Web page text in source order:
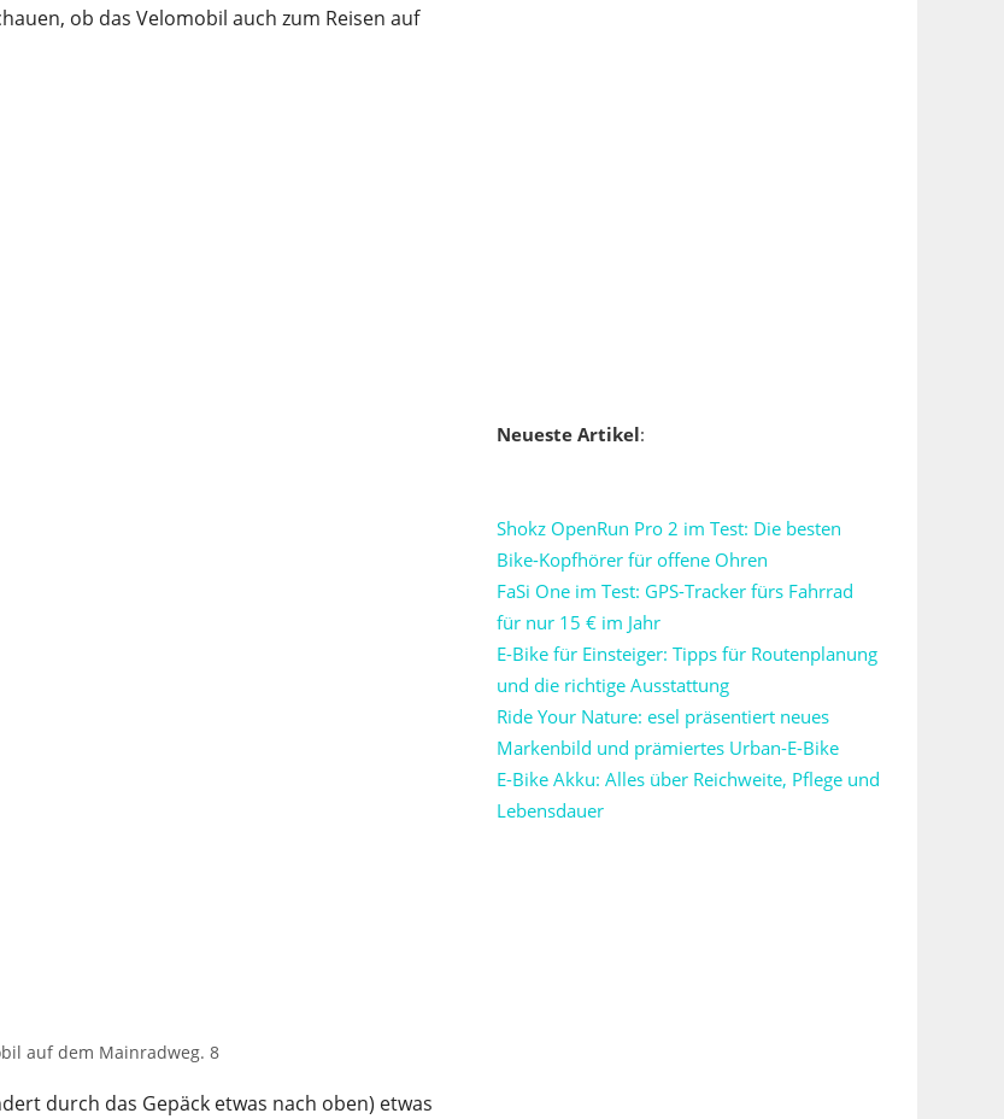
ob das Velomobil auch zum Reisen auf
auf dem Mainradweg. 8
durch das Gepäck etwas nach oben) etwas
Neueste Artikel:
Shokz OpenRun Pro 2 im Test: Die besten
Bike-Kopfhörer für offene Ohren
FaSi One im Test: GPS-Tracker fürs Fahrrad
für nur 15 € im Jahr
E-Bike für Einsteiger: Tipps für Routenplanung
und die richtige Ausstattung
Ride Your Nature: esel präsentiert neues
Markenbild und prämiertes Urban-E-Bike
E-Bike Akku: Alles über Reichweite, Pflege und
Lebensdauer